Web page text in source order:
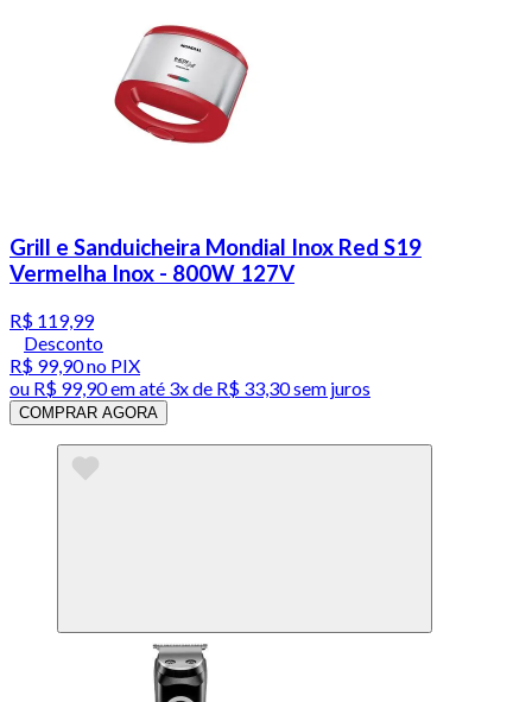
Grill e Sanduicheira Mondial Inox Red S19
Vermelha Inox - 800W 127V
R$ 119,99
Desconto
R$ 99,90no PIX
ou R$ 99,90em até 3x de R$ 33,30 sem juros
COMPRAR AGORA